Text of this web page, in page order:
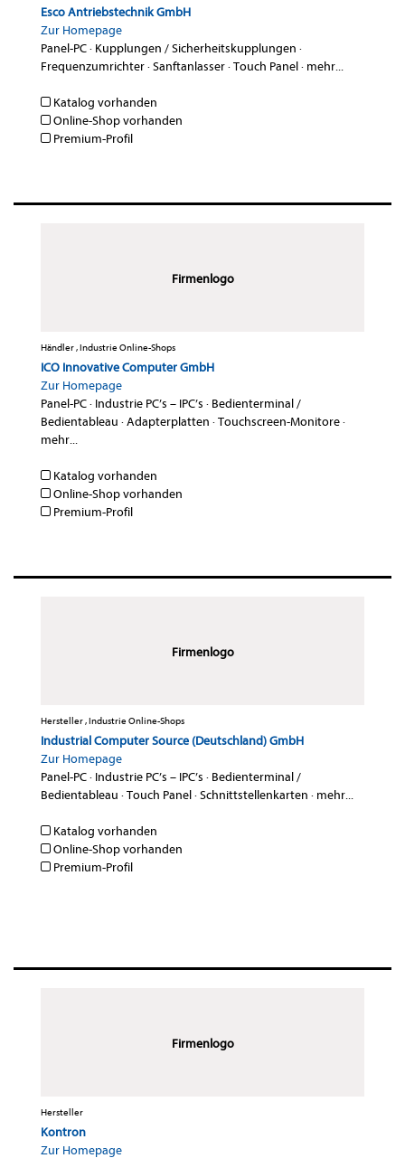
Esco Antriebstechnik GmbH
Zur Homepage
Panel-PC· Kupplungen / Sicherheitskupplungen ·
Frequenzumrichter·Sanftanlasser·Touch Panel· mehr...
Katalog vorhanden
Online-Shop vorhanden
Premium-Profil
Firmenlogo
Händler , Industrie Online-Shops
ICO Innovative Computer GmbH
Zur Homepage
Panel-PC· Industrie PC’s – IPC’s · Bedienterminal /
Bedientableau ·Adapterplatten ·Touchscreen-Monitore·
mehr...
Katalog vorhanden
Online-Shop vorhanden
Premium-Profil
Firmenlogo
Hersteller , Industrie Online-Shops
Industrial Computer Source (Deutschland) GmbH
Zur Homepage
Panel-PC· Industrie PC’s – IPC’s · Bedienterminal /
Bedientableau ·Touch Panel·Schnittstellenkarten · mehr...
Katalog vorhanden
Online-Shop vorhanden
Premium-Profil
Firmenlogo
Hersteller
Kontron
Zur Homepage